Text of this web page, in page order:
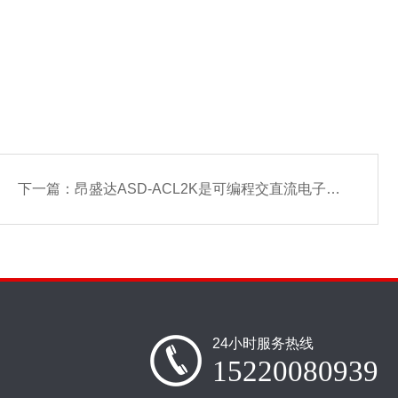
下一篇： 昂盛达ASD-ACL2K是可编程交直流电子负载
24小时服务热线
15220080939